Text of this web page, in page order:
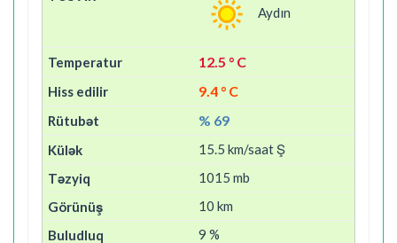
Aydın
12.5 ° C
9.4 ° C
% 69
15.5 km/saat Ş
1015 mb
10 km
9 %